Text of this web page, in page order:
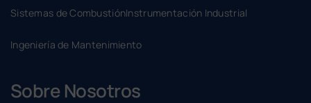
Sistemas de CombustiónInstrumentación Industrial
Ingeniería de Mantenimiento
Sobre Nosotros